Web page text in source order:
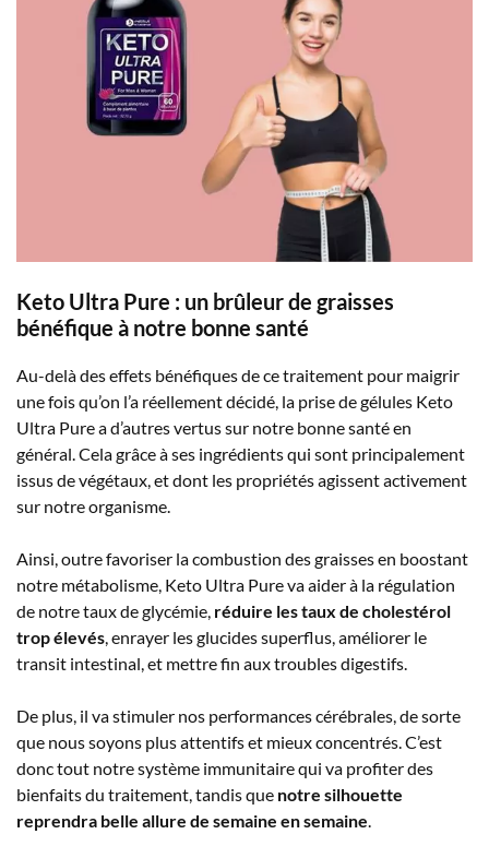
Keto Ultra Pure : un brûleur de graisses
bénéfique à notre bonne santé
Au-delà des effets bénéfiques de ce traitement pour maigrir
une fois qu’on l’a réellement décidé, la prise de gélules Keto
Ultra Pure a d’autres vertus sur notre bonne santé en
général. Cela grâce à ses ingrédients qui sont principalement
issus de végétaux, et dont les propriétés agissent activement
sur notre organisme.
Ainsi, outre favoriser la combustion des graisses en boostant
notre métabolisme, Keto Ultra Pure va aider à la régulation
de notre taux de glycémie, réduire les taux de cholestérol
trop élevés, enrayer les glucides superflus, améliorer le
transit intestinal, et mettre fin aux troubles digestifs.
De plus, il va stimuler nos performances cérébrales, de sorte
que nous soyons plus attentifs et mieux concentrés. C’est
donc tout notre système immunitaire qui va profiter des
bienfaits du traitement, tandis que notre silhouette
reprendra belle allure de semaine en semaine.